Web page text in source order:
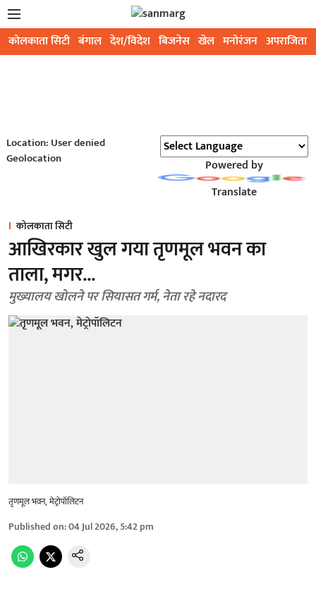
कोलकाता सिटी बंगाल देश/विदेश बिजनेस खेल मनोरंजन अपराजिता
Location: User denied
Geolocation
Powered by
Translate
कोलकाता सिटी
आखिरकार खुल गया तृणमूल भवन का
ताला, मगर...
मुख्यालय खोलने पर सियासत गर्म, नेता रहे नदारद
तृणमूल भवन, मेट्रोपॉलिटन
Published on:04 Jul 2026, 5:42 pm